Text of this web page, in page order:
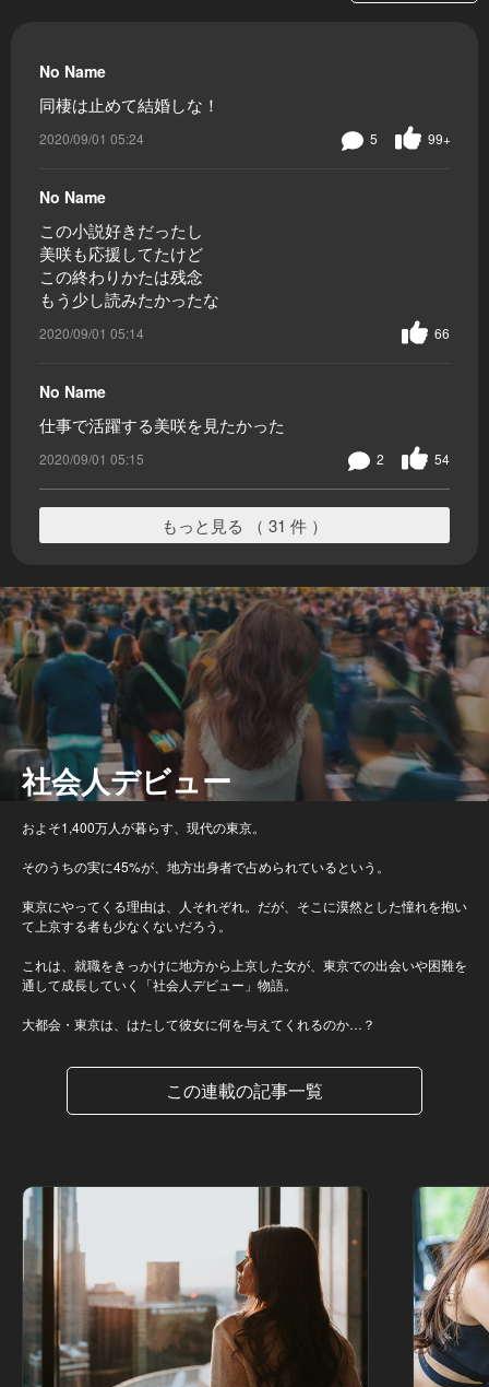
No Name
同棲は止めて結婚しな！
2020/09/01 05:24 99+
5
No Name
この小説好きだったし
美咲も応援してたけど
この終わりかたは残念
もう少し読みたかったな
2020/09/01 05:14 66
No Name
仕事で活躍する美咲を見たかった
2020/09/01 05:15 54
2
もっと見る （ 31 件 ）
社会人デビュー
およそ1,400万人が暮らす、現代の東京。
そのうちの実に45%が、地方出身者で占められているという。
東京にやってくる理由は、人それぞれ。だが、そこに漠然とした憧れを抱い
て上京する者も少なくないだろう。
これは、就職をきっかけに地方から上京した女が、東京での出会いや困難を
通して成長していく「社会人デビュー」物語。
大都会・東京は、はたして彼女に何を与えてくれるのか…？
この連載の記事一覧